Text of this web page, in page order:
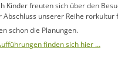
Kinder freuten sich über den
Abschluss unserer Reihe rorkultur
schon die Planungen.
finden sich hier …